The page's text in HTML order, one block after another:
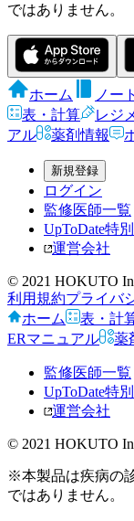
ではありません。
ホーム
ノート
表・計算
レジ
アル
薬剤情報
新規登録
ログイン
監修医師一覧
UpToDate特別
運営会社
© 2021 HOKUTO
利用規約プライバ
ホーム
表・計
ERマニュアル
薬
監修医師一覧
UpToDate特別
運営会社
© 2021 HOKUTO
※本製品は疾病の
ではありません。